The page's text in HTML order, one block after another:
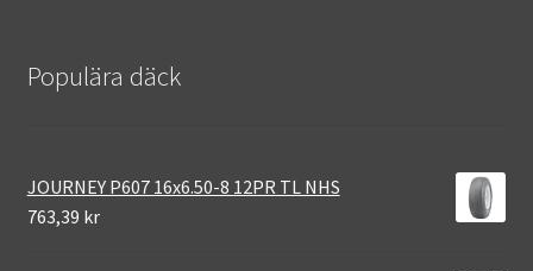
Populära däck
JOURNEY P607 16x6.50-8 12PR TL NHS
763,39 kr